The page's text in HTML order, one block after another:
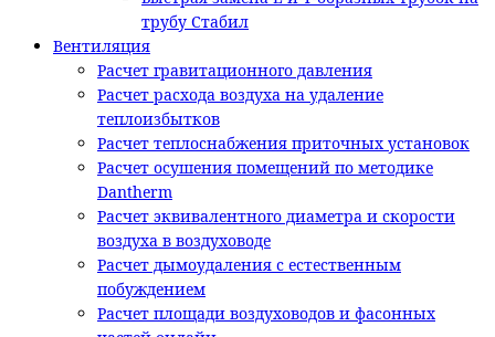
трубу Стабил
Вентиляция
Расчет гравитационного давления
Расчет расхода воздуха на удаление
теплоизбытков
Расчет теплоснабжения приточных установок
Расчет осушения помещений по методике
Dantherm
Расчет эквивалентного диаметра и скорости
воздуха в воздуховоде
Расчет дымоудаления с естественным
побуждением
Расчет площади воздуховодов и фасонных